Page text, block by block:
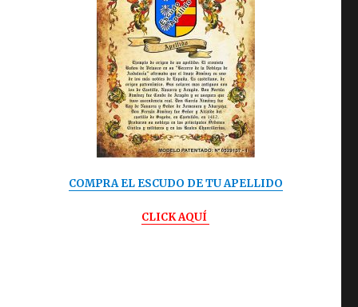
COMPRA EL ESCUDO DE TU APELLIDO
CLICK AQUÍ